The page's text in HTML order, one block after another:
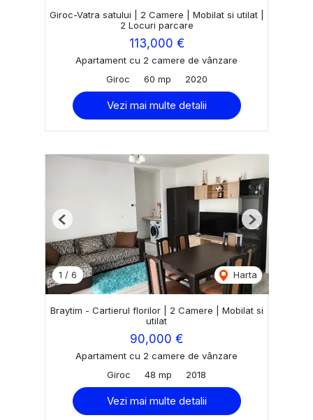
Giroc-Vatra satului | 2 Camere | Mobilat si utilat |
2 Locuri parcare
113,000 €
Apartament cu 2 camere de vânzare
Giroc
60 mp 2020
Vezi mai multe detalii
1 / 6 Harta
Previous Next
Braytim - Cartierul florilor | 2 Camere | Mobilat si
utilat
90,000 €
Apartament cu 2 camere de vânzare
Giroc
48 mp 2018
Vezi mai multe detalii